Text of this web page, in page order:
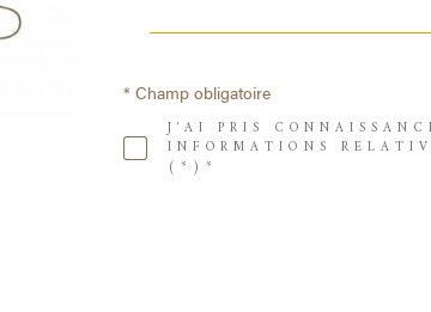
J'AI PRIS
INFORMATIONS
(*)*
* Champ obligatoire